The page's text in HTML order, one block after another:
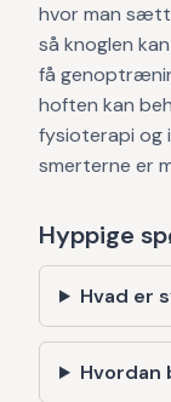
hvor man
så knoglen
få
hoften kan
fysioterapi og
smerterne er
Hyppige
Hvad er
Hvordan